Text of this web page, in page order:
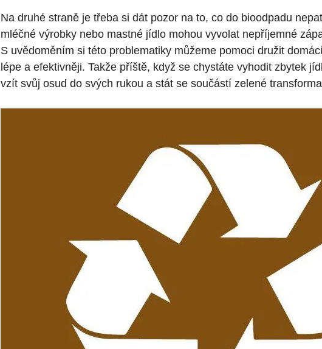
Na druhé straně je třeba si dát pozor na to, co do bioodpadu
mléčné výrobky nebo mastné jídlo mohou vyvolat nepříjemné
S uvědoměním si této problematiky můžeme pomoci družit
lépe a efektivněji. Takže příště, když se chystáte vyhodit zbytek
vzít svůj osud do svých rukou a stát se součástí zelené